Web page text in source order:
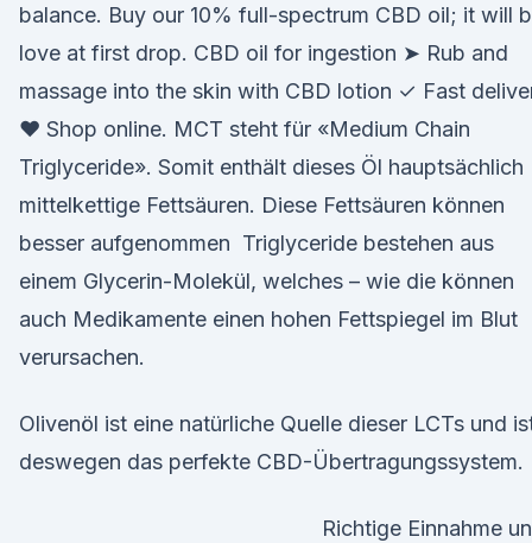
balance. Buy our 10% full-spectrum CBD oil; it will
love at first drop. CBD oil for ingestion ➤ Rub and
massage into the skin with CBD lotion ✓ Fast
❤ Shop online. MCT steht für «Medium Chain
Triglyceride». Somit enthält dieses Öl hauptsächlich
mittelkettige Fettsäuren. Diese Fettsäuren können
besser aufgenommen Triglyceride bestehen aus
einem Glycerin-Molekül, welches – wie die können
auch Medikamente einen hohen Fettspiegel im Blut
verursachen.
Olivenöl ist eine natürliche Quelle dieser LCTs und
deswegen das perfekte CBD-Übertragungssystem.
Richtige Einnahme